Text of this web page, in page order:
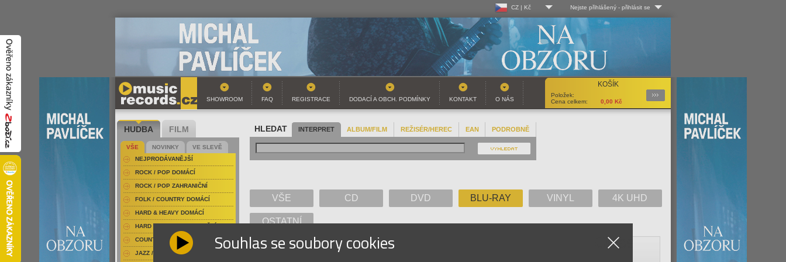
CZ | Kč
CZ | Kč
SK | EUR
Nejste přihlášený - přihlásit se
Log-in
Uživ. jméno:
Heslo:
Registrace
KOŠÍK
Položek:
Cena celkem:
0,00 Kč
Podrobnosti
SHOWROOM
FAQ REGISTRACE DODACÍ A OBCH. PODMÍNKY KONTAKT O NÁS
HLEDAT INTERPRET ALBUM/FILM REŽISÉR/HEREC EAN PODROBNĚ
VŠE CD DVD BLU-RAY VINYL 4K UHD
OSTATNÍ
G
HUDBA FILM
VŠE NOVINKY
VE SLEVĚ
NEJPRODÁVANĚJŠÍ
ROCK / POP DOMÁCÍ
ROCK / POP ZAHRANIČNÍ
FOLK / COUNTRY DOMÁCÍ
HARD & HEAVY DOMÁCÍ
HARD & HEAVY ZAHRANIČNÍ
COUNTRY
JAZZ / BLUES Souhlas se soubory cookies Close